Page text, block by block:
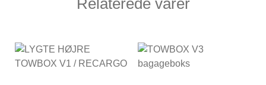
Relaterede varer